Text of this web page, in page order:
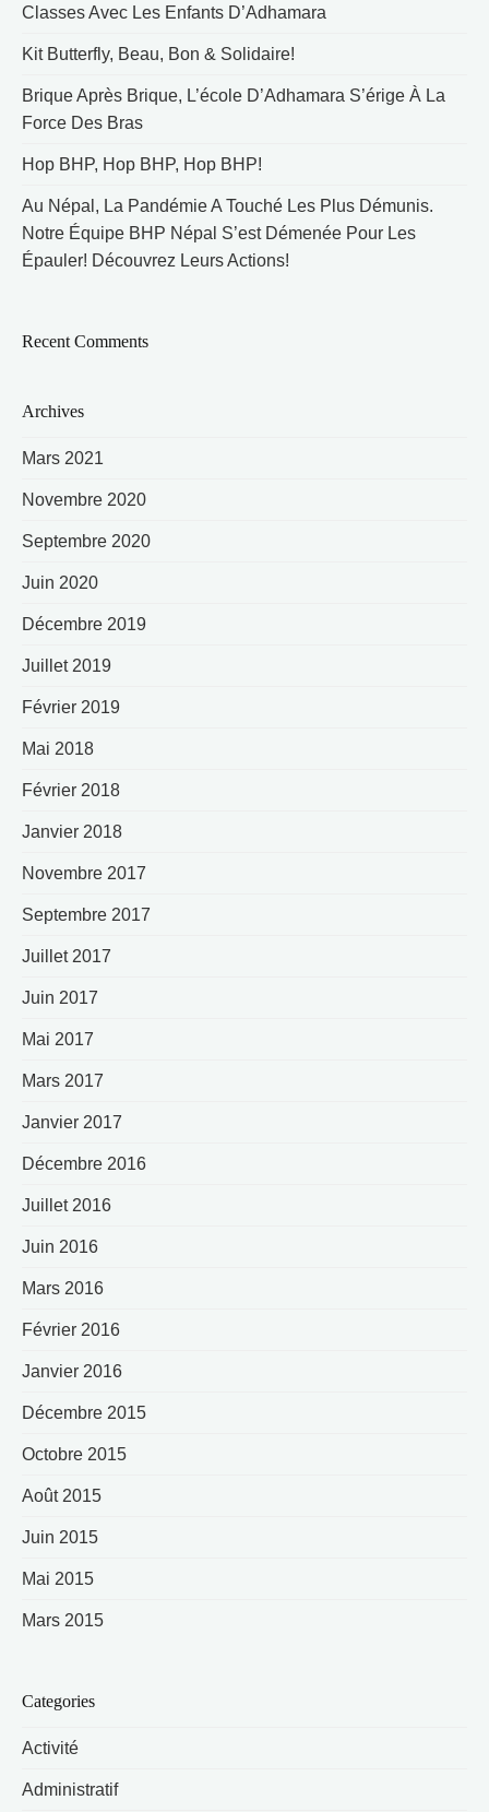
Classes Avec Les Enfants D’Adhamara
Kit Butterfly, Beau, Bon & Solidaire!
Brique Après Brique, L’école D’Adhamara S’érige À La
Force Des Bras
Hop BHP, Hop BHP, Hop BHP!
Au Népal, La Pandémie A Touché Les Plus Démunis.
Notre Équipe BHP Népal S’est Démenée Pour Les
Épauler! Découvrez Leurs Actions!
Recent Comments
Archives
Mars 2021
Novembre 2020
Septembre 2020
Juin 2020
Décembre 2019
Juillet 2019
Février 2019
Mai 2018
Février 2018
Janvier 2018
Novembre 2017
Septembre 2017
Juillet 2017
Juin 2017
Mai 2017
Mars 2017
Janvier 2017
Décembre 2016
Juillet 2016
Juin 2016
Mars 2016
Février 2016
Janvier 2016
Décembre 2015
Octobre 2015
Août 2015
Juin 2015
Mai 2015
Mars 2015
Categories
Activité
Administratif